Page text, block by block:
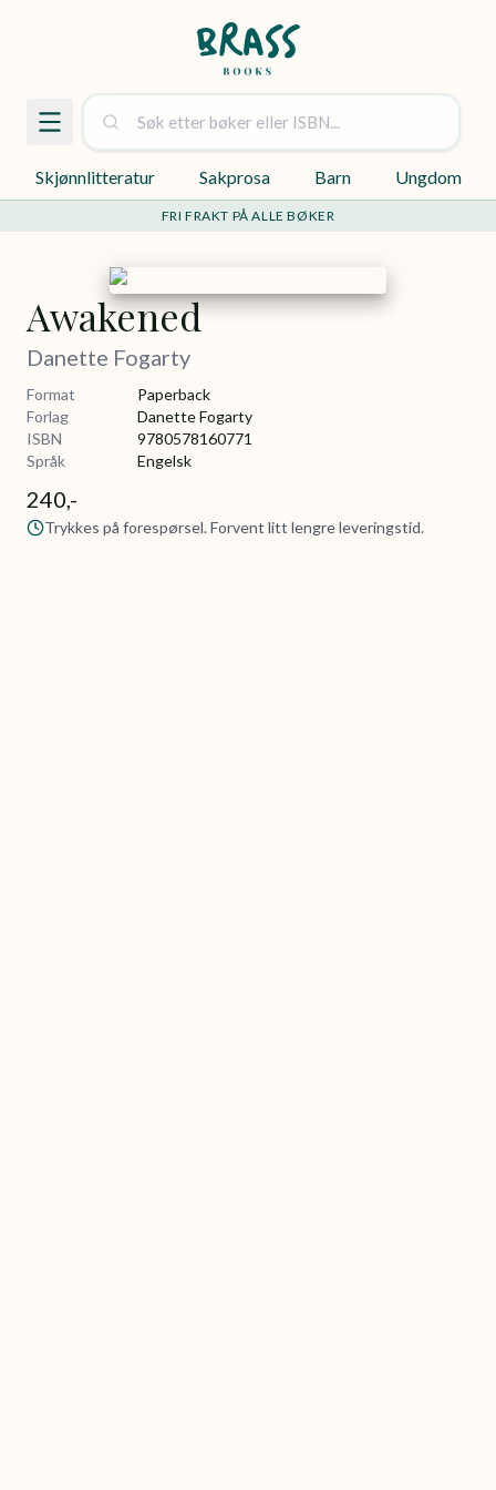
Skjønnlitteratur Sakprosa Barn Ungdom
FRI FRAKT PÅ ALLE BØKER
Awakened
Danette Fogarty
Format
Paperback
Forlag
Danette Fogarty
ISBN
9780578160771
Språk
Engelsk
240,-
Trykkes på forespørsel. Forvent litt lengre leveringstid.